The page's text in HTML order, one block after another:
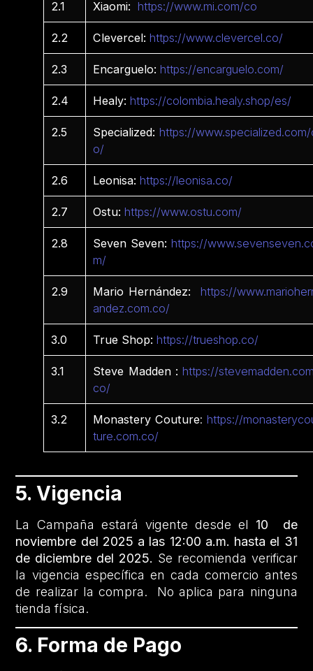
2.1 Xiaomi: https://www.mi.com/co
2.2 Clevercel: https://www.clevercel.co/
2.3 Encarguelo:https://encarguelo.com/
2.4 Healy:https://colombia.healy.shop/es/
2.5 Specialized:https://
o/
2.6 Leonisa: https://leonisa.co/
2.7 Ostu:https://www.ostu.com/
2.8 Seven Seven:https://
m/
2.9 Mario Hernández:https://
andez.com.co/
3.0 True Shop:https://trueshop.co/
3.1 Steve Madden :https://
co/
3.2 Monastery Couture:https://
ture.com.co/
5. Vigencia
La Campaña estará vigente desde el
10 de
noviembre del 2025 a las 12:00 a.m. hasta el 31
de diciembre del 2025. Se recomienda verificar
la vigencia específica en cada comercio antes
de realizar la compra. No aplica para ninguna
tienda física.
6. Forma de Pago